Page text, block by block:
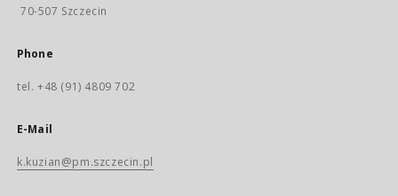
70-507 Szczecin
Phone
tel. +48 (91) 4809 702
E-Mail
k.kuzian@pm.szczecin.pl